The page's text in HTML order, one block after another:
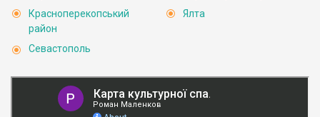
Красноперекопський
район
Севастополь
Ялта